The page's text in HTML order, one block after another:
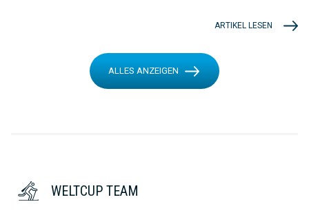
ARTIKEL LESEN
ALLES ANZEIGEN
WELTCUP TEAM